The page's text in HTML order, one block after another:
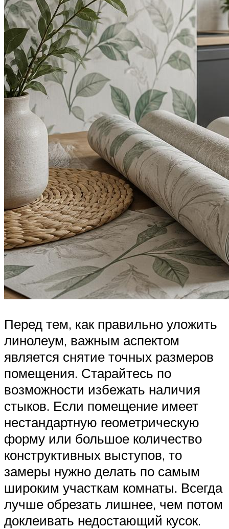
Перед тем, как правильно уложить
линолеум, важным аспектом
является снятие точных размеров
помещения. Старайтесь по
возможности избежать наличия
стыков. Если помещение имеет
нестандартную геометрическую
форму или большое количество
конструктивных выступов, то
замеры нужно делать по самым
широким участкам комнаты. Всегда
лучше обрезать лишнее, чем потом
доклеивать недостающий кусок.